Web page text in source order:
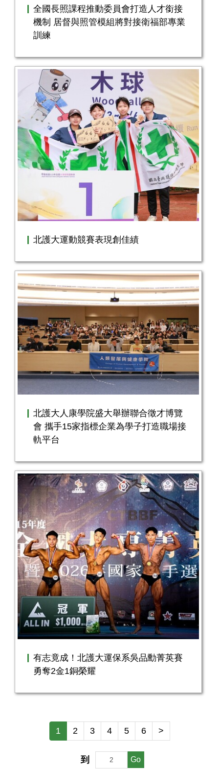
全國長照課程推動委員會打造人才銜接
機制 居督與照管模組將對接衛福部專業
訓練
北護大運動競賽表現創佳績
北護大人康學院盛大舉辦聯合徵才博覽
會 攜手15家指標企業為學子打造職場接
軌平台
有志竟成！北護大運保系吳品勳菁英賽
勇奪2金1銅榮耀
1 2 3 4 5 6 >
到 Go